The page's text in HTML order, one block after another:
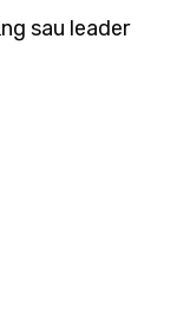
sau leader